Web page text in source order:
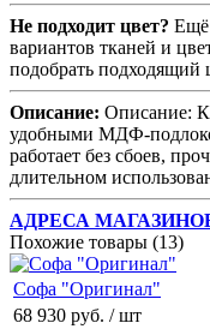
Не подходит цвет? Ещё
вариантов тканей и
подобрать подходящий
Описание: Описание:
удобными МДФ-
работает без сбоев,
длительном
АДРЕСА
Похожие товары (13)
Софа "Оригинал"
68 930 руб. / шт